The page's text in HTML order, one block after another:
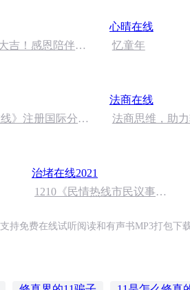
吉！感恩陪伴！
心晴在线
忆童年
线》注册国际分析
法商在线
法商思维，助
治堵在线2021
1210《民情热线市民议事
免费在线试听阅读和有声书MP3打包下载